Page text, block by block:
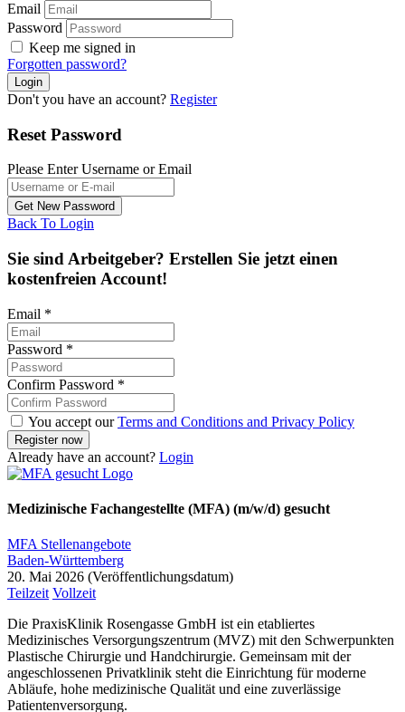
Email
Password
Keep me signed in
Forgotten password?
Don't you have an account? Register
Reset Password
Please Enter Username or Email
Back To Login
Sie sind Arbeitgeber? Erstellen Sie jetzt einen
kostenfreien Account!
Email *
Password *
Confirm Password *
You accept ourTerms and Conditions and Privacy Policy
Already have an account? Login
Medizinische Fachangestellte (MFA) (m/w/d) gesucht
MFA Stellenangebote
Baden-Württemberg
20. Mai 2026
Teilzeit Vollzeit
Die PraxisKlinik Rosengasse GmbH ist ein etabliertes
Medizinisches Versorgungszentrum (MVZ) mit den Schwerpunkten
Plastische Chirurgie und Handchirurgie. Gemeinsam mit der
angeschlossenen Privatklinik steht die Einrichtung für moderne
Abläufe, hohe medizinische Qualität und eine zuverlässige
Patientenversorgung.